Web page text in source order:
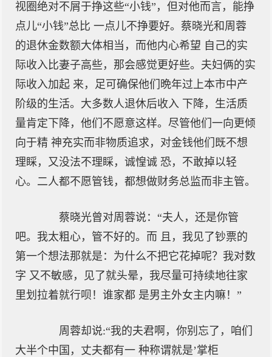
视圈绝对不屑于挣这些“小钱”，但对他而言，能挣
点儿“小钱”总比 一点儿不挣要好。蔡晓光和周蓉
的退休金数额大体相当，而他内心希望 自己的实
际收入比妻子高些，那会感觉更好些。夫妇俩的实
际收入加起 来，足可确保他们晩年过上本市中产
阶级的生活。大多数人退休后收入 下降，生活质
量肯定下降，他们不愿意这样。尽管他们一向更倾
向于精 神充实而非物质追求，对金钱他们既不想
理睬，又没法不理睬，诚惶诚 恐，不敢掉以轻
心。二人都不愿管钱，都想做财务总监而非主管。
蔡晓光曾对周蓉说：“夫人，还是你管
吧。我太粗心，管不好的。而 且，我见了钞票的
第一个想法那就是：为什么不把它花掉呢？我对数
字 又不敏感，见了就头晕，我尽量可持续地往家
里划拉着就行呗！谁家都 是男主外女主内嘛！”
周蓉却说:“我的夫君啊，你别忘了，咱们
大半个中国，丈夫都有一 种称谓就是’掌柜